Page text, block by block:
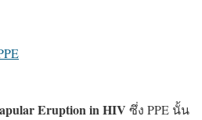
Eruption in HIV ซึ่ง PPE นั้น